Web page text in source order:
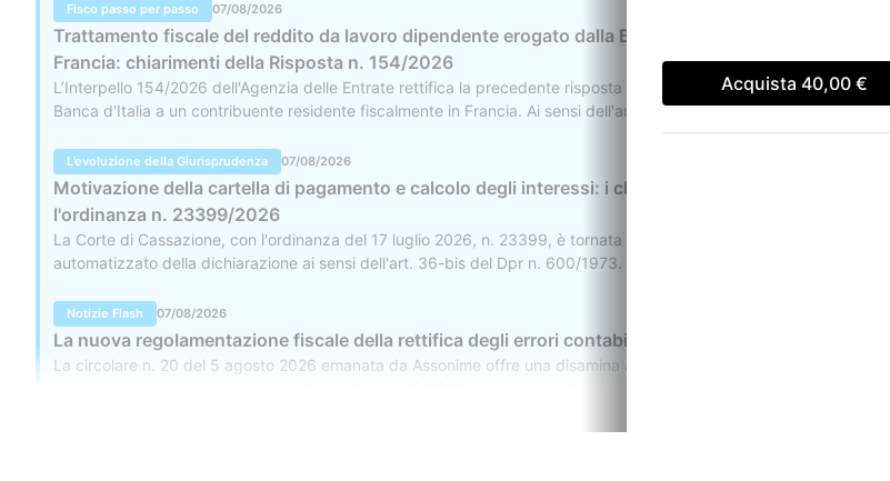
Acquista40,00 €
Fisco passo per passo 07/08/2026
Trattamento fiscale del reddito da lavoro dipendente erogato dalla Banca d'Italia a un residente in
Francia: chiarimenti della Risposta n. 154/2026
L’Interpello 154/2026 dell'Agenzia delle Entrate rettifica la precedente risposta n. 132 del 2 luglio 2026 e
Banca d'Italia a un contribuente residente fiscalmente in Francia. Ai sensi dell'articolo 1 del relativo Statuto,
spiccata indipendenza e autonomia ed è integrato nell'Eurosistema e nel Sistema europeo delle banche centrali.
L’evoluzione della Giurisprudenza 07/08/2026
Motivazione della cartella di pagamento e calcolo degli interessi: i chiarimenti della Cassazione con
l'ordinanza n. 23399/2026
La Corte di Cassazione, con l'ordinanza del 17 luglio 2026, n. 23399, è tornata a pronunciarsi in materia di
automatizzato della dichiarazione ai sensi dell'art. 36-bis del Dpr n. 600/1973. I giudici di legittimità hanno
Notizie Flash 07/08/2026
La nuova regolamentazione fiscale della rettifica degli errori contabili secondo le indicazioni di
La circolare n. 20 del 5 agosto 2026 emanata da Assonime offre una disamina approfondita sulla riforma che ha